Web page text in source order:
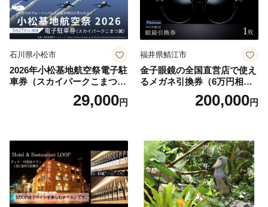
石川県小松市
2026年小松基地航空祭電子駐
車券（スカイパークこまつ
翼） 駐車場 シャトルバスの
りばすぐ 石川県 小松市
29,000円
福井県鯖江市
金子眼鏡の全国直営店で使え
るメガネ引換券（6万円相
当） Platinum200,000円